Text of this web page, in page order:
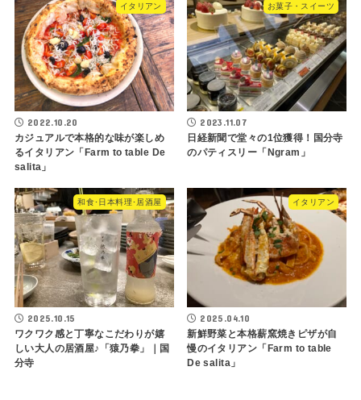
イタリアン
2022.10.20
カジュアルで本格的な味が楽しめ
るイタリアン「Farm to table De
salita」
お菓子・スイーツ
2023.11.07
日経新聞で堂々の1位獲得！国分寺
のパティスリー「Ngram」
和食･日本料理･居酒屋
2025.10.15
ワクワク感と丁寧なこだわりが嬉
しい大人の居酒屋♪「猿乃拳」｜国
分寺
イタリアン
2025.04.10
新鮮野菜と本格薪窯焼きピザが自
慢のイタリアン「Farm to table
De salita」